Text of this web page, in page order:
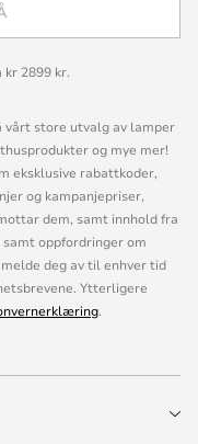
2899 kr.
vårt store utvalg av lamper
og mye mer!
eksklusive rabattkoder,
og kampanjepriser,
dem, samt innhold fra
oppfordringer om
deg av til enhver tid
Ytterligere
.